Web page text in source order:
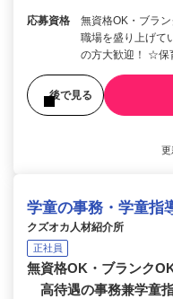
応募資格
無資格OK・ブラ
職場を盛り上げて
の方大歓迎！ ☆保
後で見る
学童の事務・学童指
クズオカ人材紹介所
正社員
無資格OK・ブランク
高待遇の事務兼学童